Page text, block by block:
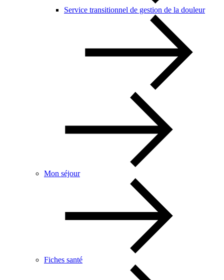
Service transitionnel de gestion de la douleur
Mon séjour
Fiches santé